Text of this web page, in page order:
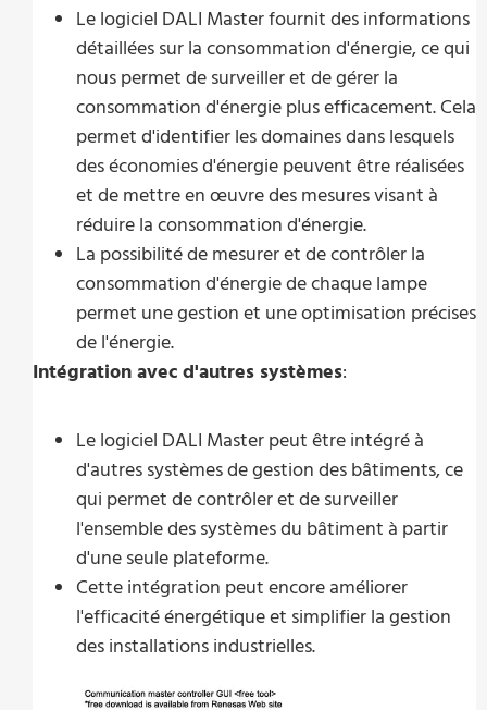
Le logiciel DALI Master fournit des informations
détaillées sur la consommation d'énergie, ce qui
nous permet de surveiller et de gérer la
consommation d'énergie plus efficacement. Cela
permet d'identifier les domaines dans lesquels
des économies d'énergie peuvent être réalisées
et de mettre en œuvre des mesures visant à
réduire la consommation d'énergie.
La possibilité de mesurer et de contrôler la
consommation d'énergie de chaque lampe
permet une gestion et une optimisation précises
de l'énergie.
Intégration avec d'autres systèmes:
Le logiciel DALI Master peut être intégré à
d'autres systèmes de gestion des bâtiments, ce
qui permet de contrôler et de surveiller
l'ensemble des systèmes du bâtiment à partir
d'une seule plateforme.
Cette intégration peut encore améliorer
l'efficacité énergétique et simplifier la gestion
des installations industrielles.